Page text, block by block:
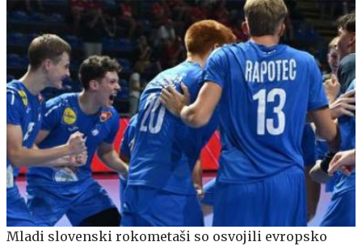
Mladi slovenski rokometaši so osvojili evropsko